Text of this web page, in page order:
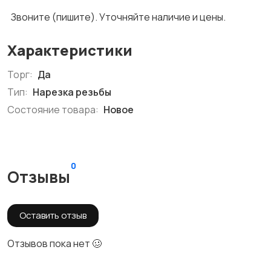
Звоните (пишите). Уточняйте наличие и цены.
Характеристики
Торг: Да
Тип: Нарезка резьбы
Состояние товара: Новое
Отзывы
0
Оставить отзыв
Отзывов пока нет 🥴